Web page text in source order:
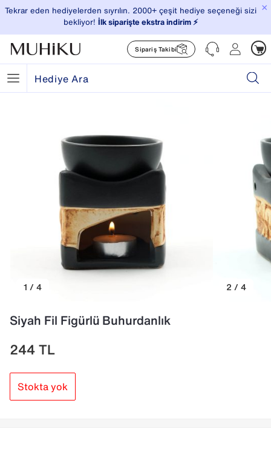
×
Tekrar eden hediyelerden sıyrılın. 2000+ çeşit hediye seçeneği sizi
bekliyor! İlk siparişte ekstra indirim ⚡️
Sipariş Takibi
1 / 4 2 / 4
Siyah Fil Figürlü Buhurdanlık
244TL
Stokta yok